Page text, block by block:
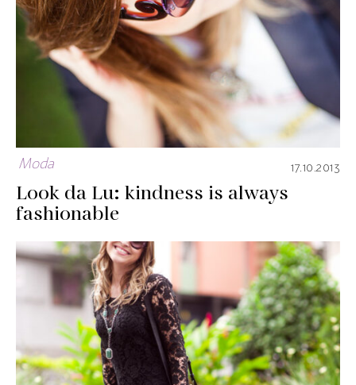
Moda 17.10.2013
Look da Lu: kindness is always
fashionable